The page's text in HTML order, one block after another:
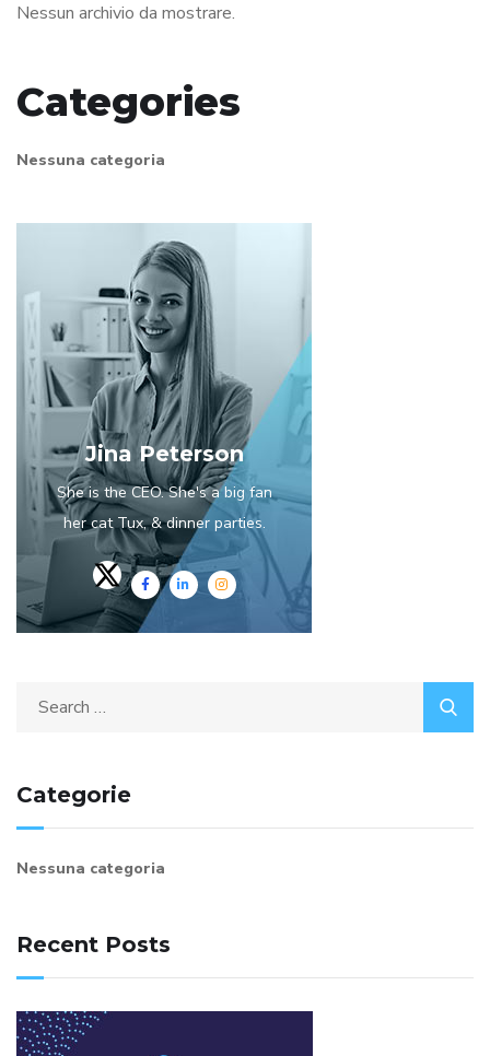
Nessun archivio da mostrare.
Categories
Nessuna categoria
Jina Peterson
She is the CEO. She's a big fan
her cat Tux, & dinner parties.
Search
Categorie
Nessuna categoria
Recent Posts